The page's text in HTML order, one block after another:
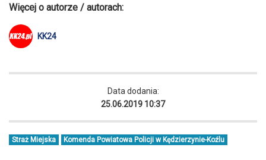
Więcej o autorze / autorach:
KK24
Data dodania:
25.06.2019 10:37
Straż Miejska Komenda Powiatowa Policji w Kędzierzynie-Koźlu